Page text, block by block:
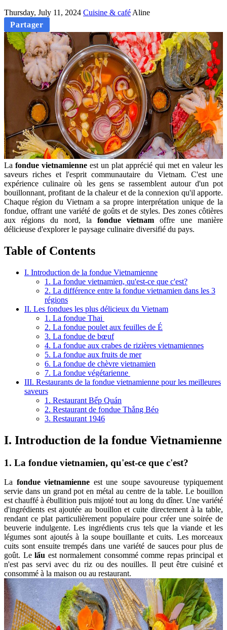
Thursday, July 11, 2024 Cuisine & café Aline
Partager
La fondue vietnamienne est un plat apprécié qui met en valeur les
saveurs riches et l'esprit communautaire du Vietnam. C'est une
expérience culinaire où les gens se rassemblent autour d'un pot
bouillonnant, profitant de la chaleur et de la connexion qu'il apporte.
Chaque région du Vietnam a sa propre interprétation unique de la
fondue, offrant une variété de goûts et de styles. Des zones côtières
aux régions du nord, la fondue vietnam offre une manière
délicieuse d'explorer le paysage culinaire diversifié du pays.
Table of Contents
I. Introduction de la fondue Vietnamienne
1. La fondue vietnamien, qu'est-ce que c'est?
2. La différence entre la fondue vietnamien dans les 3
régions
II. Les fondues les plus délicieux du Vietnam
1. La fondue Thai
2. La fondue poulet aux feuilles de É
3. La fondue de bœuf
4. La fondue aux crabes de rizières vietnamiennes
5. La fondue aux fruits de mer
6. La fondue de chèvre vietnamien
7. La fondue végétarienne
III. Restaurants de la fondue vietnamienne pour les meilleures
saveurs
1. Restaurant Bếp Quán
2. Restaurant de fondue Thắng Béo
3. Restaurant 1946
I. Introduction de la fondue Vietnamienne
1. La fondue vietnamien, qu'est-ce que c'est?
La fondue vietnamienne est une soupe savoureuse typiquement
servie dans un grand pot en métal au centre de la table. Le bouillon
est chauffé à ébullition puis mijoté tout au long du dîner. Une variété
d'ingrédients est ajoutée au bouillon et cuite directement à la table,
rendant ce plat particulièrement populaire pour créer une soirée de
beuverie indulgente. Les ingrédients crus tels que la viande et les
légumes sont ajoutés à la soupe bouillante et cuits. Les morceaux
cuits sont ensuite trempés dans une variété de sauces pour plus de
goût. Lelẩu est normalement consommé comme repas principal et
n'est pas servi avec du riz ou des nouilles. Il peut être cuisiné et
consommé à la maison ou au restaurant.